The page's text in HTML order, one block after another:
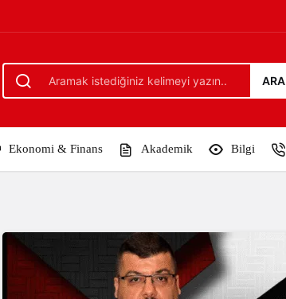
ARA
Ekonomi & Finans Akademik Bilgi